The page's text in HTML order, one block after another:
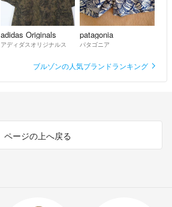
adidas Originals
アディダスオリジナルス
patagonia
パタゴニア
ブルゾンの人気ブランドランキング
ページの上へ戻る